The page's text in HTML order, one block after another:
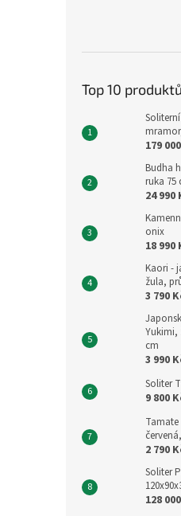
Top 10 produktů
179
Budha
ruka 75
24 990
onix
18 990
Kaori -
žula,
3 790
Yukimi,
cm
3 990
Soliter
9 800
2 790
Soliter
128